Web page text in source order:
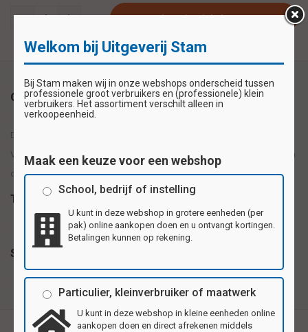
Plaats in winkelwagen
Omschrijving
De papieren plakfiguren zijn erg leuk om mee te werken en te knutselen.
Vrolijke kleuren en diverse vormen, op ambachtelijke wijze, gemaakt van
ongegomd glanspapier. Inhoud: 200 stuks
Tags
Specificaties
Welkom bij Uitgeverij Stam
Bij Stam maken wij in onze webshops onderscheid tussen
professionele groot verbruikers en (professionele) klein
verbruikers. Het assortiment verschilt alleen in
verkoopeenheid.
Maak een keuze voor een webshop
School, bedrijf of instelling
U kunt in deze webshop in grotere eenheden (per
pak) online aankopen doen en u ontvangt kortingen.
Betalingen kunnen op rekening.
Particulier, kleinverbruiker of maatwerk
U kunt in deze webshop in kleine eenheden online
aankopen doen en direct afrekenen middels